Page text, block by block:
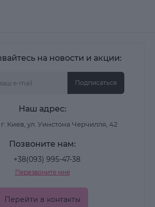
на новости и акции:
Подписаться
Наш адрес:
Киев, ул. Уинстона Черчилля, 42
Позвоните нам:
+38(093) 995-47-38
Перезвоните мне
Перейти в контакты